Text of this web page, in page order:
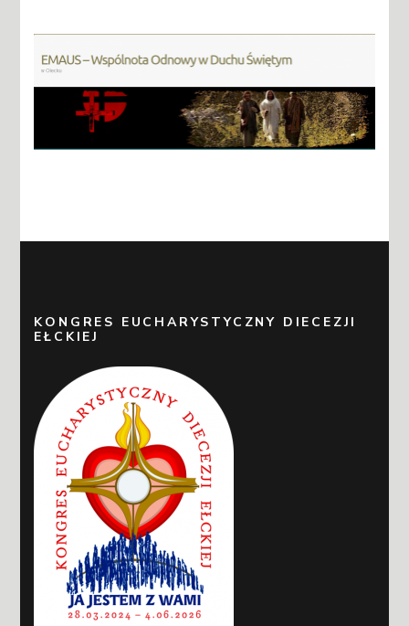
KONGRES EUCHARYSTYCZNY DIECEZJI
EŁCKIEJ